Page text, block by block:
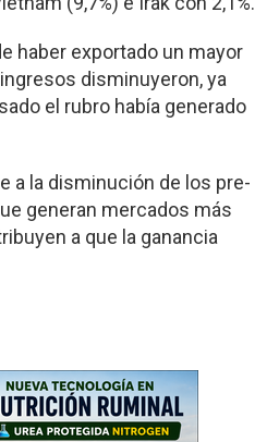
haber exportado un ma­yor
disminuyeron, ya
el rubro había generado
a la disminución de los pre­
generan mercados más
a que la ganancia